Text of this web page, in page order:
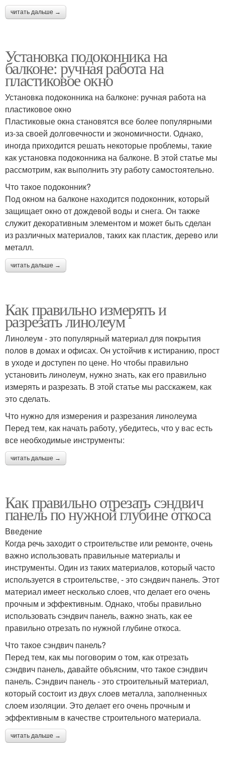
читать дальше →
Установка подоконника на
балконе: ручная работа на
пластиковое окно
Установка подоконника на балконе: ручная работа на
пластиковое окно
Пластиковые окна становятся все более популярными
из-за своей долговечности и экономичности. Однако,
иногда приходится решать некоторые проблемы, такие
как установка подоконника на балконе. В этой статье мы
рассмотрим, как выполнить эту работу самостоятельно.
Что такое подоконник?
Под окном на балконе находится подоконник, который
защищает окно от дождевой воды и снега. Он также
служит декоративным элементом и может быть сделан
из различных материалов, таких как пластик, дерево или
металл.
читать дальше →
Как правильно измерять и
разрезать линолеум
Линолеум - это популярный материал для покрытия
полов в домах и офисах. Он устойчив к истиранию, прост
в уходе и доступен по цене. Но чтобы правильно
установить линолеум, нужно знать, как его правильно
измерять и разрезать. В этой статье мы расскажем, как
это сделать.
Что нужно для измерения и разрезания линолеума
Перед тем, как начать работу, убедитесь, что у вас есть
все необходимые инструменты:
читать дальше →
Как правильно отрезать сэндвич
панель по нужной глубине откоса
Введение
Когда речь заходит о строительстве или ремонте, очень
важно использовать правильные материалы и
инструменты. Один из таких материалов, который часто
используется в строительстве, - это сэндвич панель. Этот
материал имеет несколько слоев, что делает его очень
прочным и эффективным. Однако, чтобы правильно
использовать сэндвич панель, важно знать, как ее
правильно отрезать по нужной глубине откоса.
Что такое сэндвич панель?
Перед тем, как мы поговорим о том, как отрезать
сэндвич панель, давайте объясним, что такое сэндвич
панель. Сэндвич панель - это строительный материал,
который состоит из двух слоев металла, заполненных
слоем изоляции. Это делает его очень прочным и
эффективным в качестве строительного материала.
читать дальше →